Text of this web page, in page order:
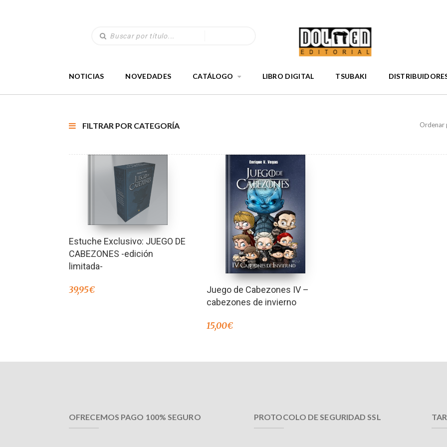
NOTICIAS NOVEDADES CATÁLOGO LIBRO DIGITAL TSUBAKI
FILTRAR POR CATEGORÍA Ordenar
Estuche Exclusivo: JUEGO DE
CABEZONES -edición
limitada-
39,95€
Juego de Cabezones IV –
cabezones de invierno
15,00€
OFRECEMOS PAGO 100% SEGURO PROTOCOLO DE SEGURIDAD SSL